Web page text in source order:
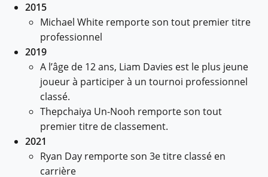
2015
Michael White remporte son tout premier titre
professionnel
2019
A l’âge de 12 ans, Liam Davies est le plus jeune
joueur à participer à un tournoi professionnel
classé.
Thepchaiya Un-Nooh remporte son tout
premier titre de classement.
2021
Ryan Day remporte son 3e titre classé en
carrière